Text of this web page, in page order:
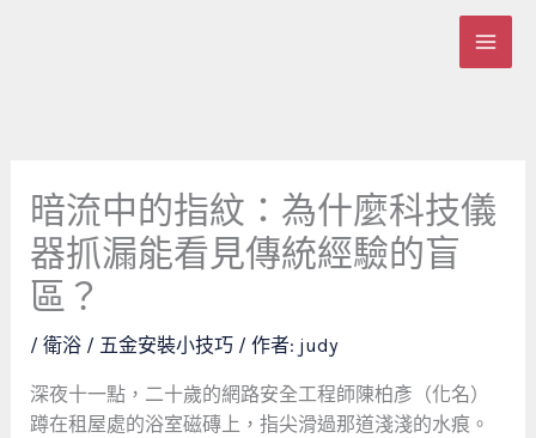
暗流中的指紋：為什麼科技儀
器抓漏能看見傳統經驗的盲
區？
/ 衛浴 / 五金安裝小技巧/ 作者: judy
深夜十一點，二十歲的網路安全工程師陳柏彥（化名）
蹲在租屋處的浴室磁磚上，指尖滑過那道淺淺的水痕。